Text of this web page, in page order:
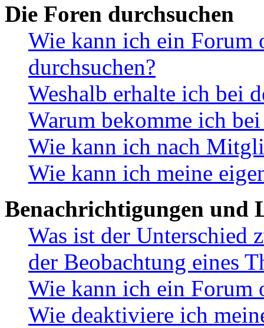
Die Foren durchsuchen
Wie kann ich ein Forum
durchsuchen?
Weshalb erhalte ich bei
Warum bekomme ich
Wie kann ich nach
Wie kann ich meine
Benachrichtigungen und
Was ist der Unterschied
der Beobachtung eines
Wie kann ich ein Forum
Wie deaktiviere ich